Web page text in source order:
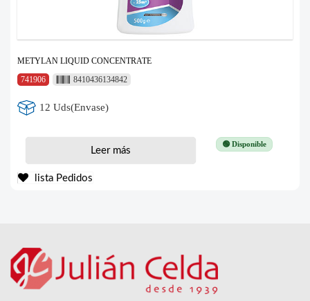
METYLAN LIQUID CONCENTRATE
741906
8410436134842
12 Uds(Envase)
🟢 Disponible
Leer más
lista Pedidos